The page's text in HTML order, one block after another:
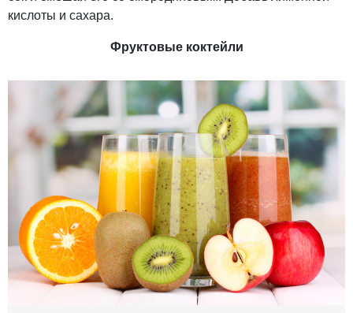
кислоты и сахара.
Фруктовые коктейли